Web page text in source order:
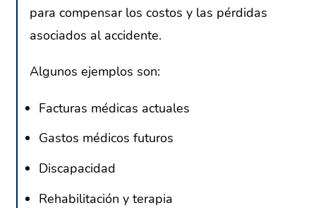
para compensar los costos y las pérdidas
asociados al accidente.
Algunos ejemplos son:
Facturas médicas actuales
Gastos médicos futuros
Discapacidad
Rehabilitación y terapia